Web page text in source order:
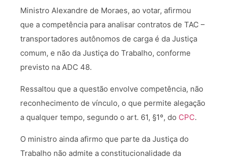
Ministro Alexandre de Moraes, ao votar, afirmou
que a competência para analisar contratos de TAC –
transportadores autônomos de carga é da Justiça
comum, e não da Justiça do Trabalho, conforme
previsto na ADC 48.
Ressaltou que a questão envolve competência, não
reconhecimento de vínculo, o que permite alegação
a qualquer tempo, segundo o art. 61, §1º, do CPC.
O ministro ainda afirmo que parte da Justiça do
Trabalho não admite a constitucionalidade da